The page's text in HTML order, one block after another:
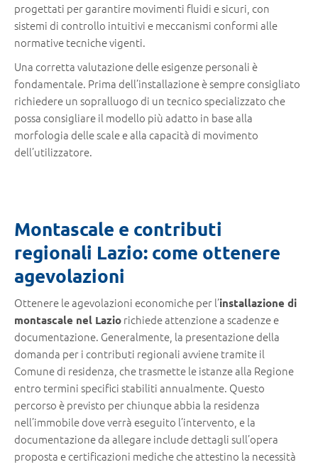
progettati per garantire movimenti fluidi e sicuri, con
sistemi di controllo intuitivi e meccanismi conformi alle
normative tecniche vigenti.
Una corretta valutazione delle esigenze personali è
fondamentale. Prima dell’installazione è sempre consigliato
richiedere un sopralluogo di un tecnico specializzato che
possa consigliare il modello più adatto in base alla
morfologia delle scale e alla capacità di movimento
dell’utilizzatore.
Montascale e contributi
regionali Lazio: come ottenere
agevolazioni
Ottenere le agevolazioni economiche per l’installazione di
montascale nel Lazio richiede attenzione a scadenze e
documentazione. Generalmente, la presentazione della
domanda per i contributi regionali avviene tramite il
Comune di residenza, che trasmette le istanze alla Regione
entro termini specifici stabiliti annualmente. Questo
percorso è previsto per chiunque abbia la residenza
nell’immobile dove verrà eseguito l’intervento, e la
documentazione da allegare include dettagli sull’opera
proposta e certificazioni mediche che attestino la necessità